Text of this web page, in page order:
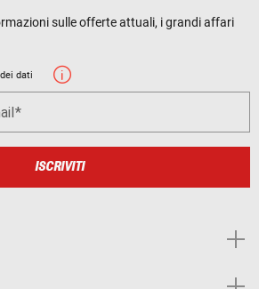
sulle offerte attuali, i grandi affari
dati
ISCRIVITI